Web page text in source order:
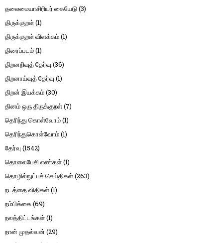
தலைமையாசிரியர் கையேடு(3)
திருக்குறள்(1)
திருக்குறள் விளக்கம்(1)
திரைப்படம்(1)
திறனறிவுத் தேர்வு (36)
திறனாய்வுத் தேர்வு (1)
திறன் இயக்கம்(30)
தினம் ஒரு திருக்குறள்(7)
தெரிந்து கொள்வோம்(1)
தெரிந்துகொள்வோம்(1)
தேர்வு (1542)
தொலைபேசி எண்கள்(1)
தொழில்நுட்பச் செய்திகள்(263)
நடத்தை விதிகள்(1)
நம்பிக்கை(69)
நலத்திட்டங்கள்(1)
நான் முதல்வன் (29)